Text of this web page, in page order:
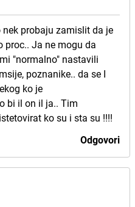
probaju zamislit da je
proc.. Ja ne mogu da
"normalno" nastavili
poznanike.. da se I
ko je
bi il on il ja.. Tim
ko su i sta su !!!!
Odgovori